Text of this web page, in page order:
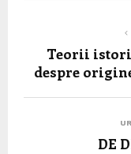
Teorii
despre
DE